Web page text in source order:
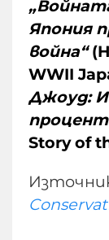
Япония
война“
WWII
Джоуд:
Story of